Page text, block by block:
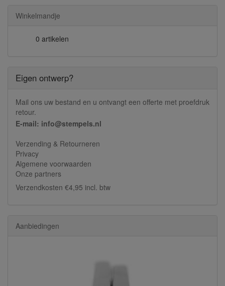
Winkelmandje
0 artikelen
Eigen ontwerp?
Mail ons uw bestand en u ontvangt een offerte met proefdruk
retour.
E-mail: info@stempels.nl
Verzending & Retourneren
Privacy
Algemene voorwaarden
Onze partners
Verzendkosten €4,95 incl. btw
Aanbiedingen